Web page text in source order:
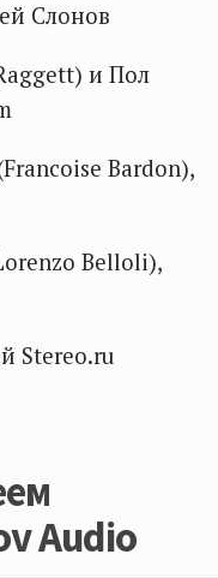
Слонов
и Пол
Bardon),
Belloli),
Stereo.ru
Audio